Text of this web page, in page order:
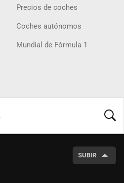
Precios de coches
Coches autónomos
Mundial de Fórmula 1
SUBIR